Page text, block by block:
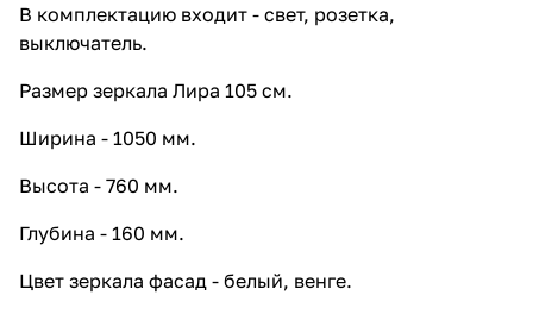
В комплектацию входит - свет, розетка,
выключатель.
Размер зеркала Лира 105 см.
Ширина - 1050 мм.
Высота - 760 мм.
Глубина - 160 мм.
Цвет зеркала фасад - белый, венге.